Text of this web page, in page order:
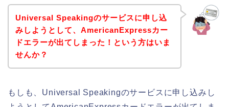
Universal Speakingのサービスに申し込
みしようとして、AmericanExpressカー
ドエラーが出てしまった！という方はいま
せんか？
もしも、Universal Speakingのサービスに申し込みし